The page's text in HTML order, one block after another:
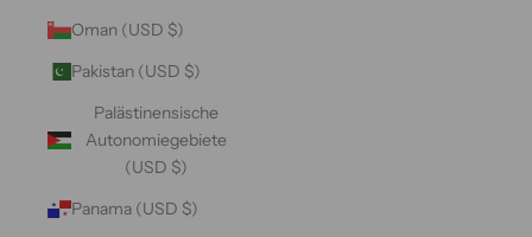
Oman (USD $)
Pakistan (USD $)
Palästinensische
Autonomiegebiete
(USD $)
Panama (USD $)